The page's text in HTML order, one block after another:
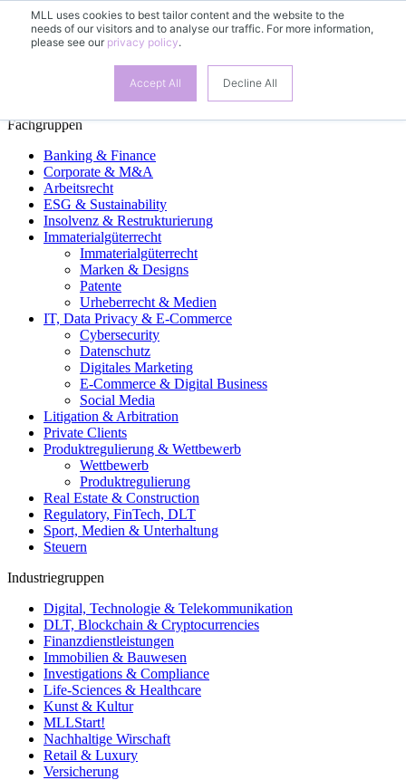
MLL uses cookies to best tailor content and the website to the
needs of our visitors and to analyse our traffic. For more information,
please see our privacy policy.
Accept All Decline All
FRES
Fachgruppen
Banking & Finance
Corporate & M&A
Arbeitsrecht
ESG & Sustainability
Insolvenz & Restrukturierung
Immaterialgüterrecht
Immaterialgüterrecht
Marken & Designs
Patente
Urheberrecht & Medien
IT, Data Privacy & E-Commerce
Cybersecurity
Datenschutz
Digitales Marketing
E-Commerce & Digital Business
Social Media
Litigation & Arbitration
Private Clients
Produktregulierung & Wettbewerb
Wettbewerb
Produktregulierung
Real Estate & Construction
Regulatory, FinTech, DLT
Sport, Medien & Unterhaltung
Steuern
Industriegruppen
Digital, Technologie & Telekommunikation
DLT, Blockchain & Cryptocurrencies
Finanzdienstleistungen
Immobilien & Bauwesen
Investigations & Compliance
Life-Sciences & Healthcare
Kunst & Kultur
MLLStart!
Nachhaltige Wirschaft
Retail & Luxury
Versicherung